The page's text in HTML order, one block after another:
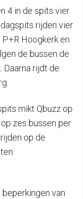
4 in de spits vier
rijden vier
Hoogkerk en
de bussen de
Daarna rijdt de
mikt Qbuzz op
zes bussen per
op de
beperkingen van